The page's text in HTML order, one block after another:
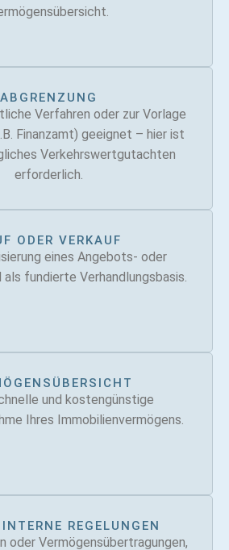
ABGRENZUNG
Verfahren oder zur Vorlage
Finanzamt) geeignet – hier ist
Verkehrswertgutachten
erforderlich.
ODER VERKAUF
eines Angebots- oder
als fundierte Verhandlungsbasis.
und kostengünstige
Ihres Immobilienvermögens.
REGELUNGEN
oder Vermögensübertragungen,